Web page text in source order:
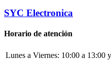
SYC Electronica
Horario de atención
Lunes a Viernes: 10:00 a 13:00